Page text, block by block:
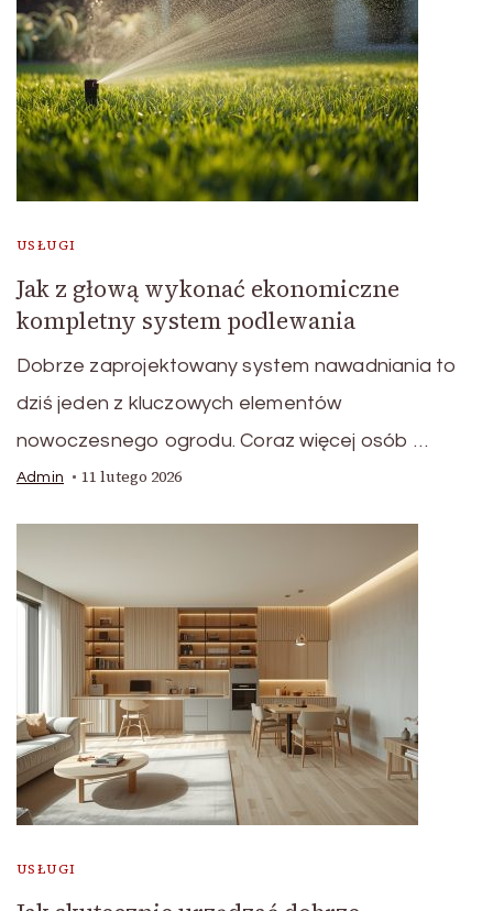
USŁUGI
Jak z głową wykonać ekonomiczne
kompletny system podlewania
Dobrze zaprojektowany system nawadniania to
dziś jeden z kluczowych elementów
nowoczesnego ogrodu. Coraz więcej osób …
Admin 11 lutego 2026
USŁUGI